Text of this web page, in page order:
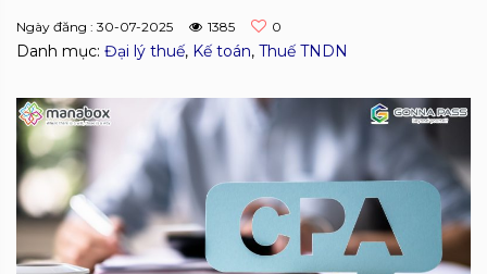
Ngày đăng : 30-07-2025 1385 0
Danh mục: Đại lý thuế, Kế toán, Thuế TNDN